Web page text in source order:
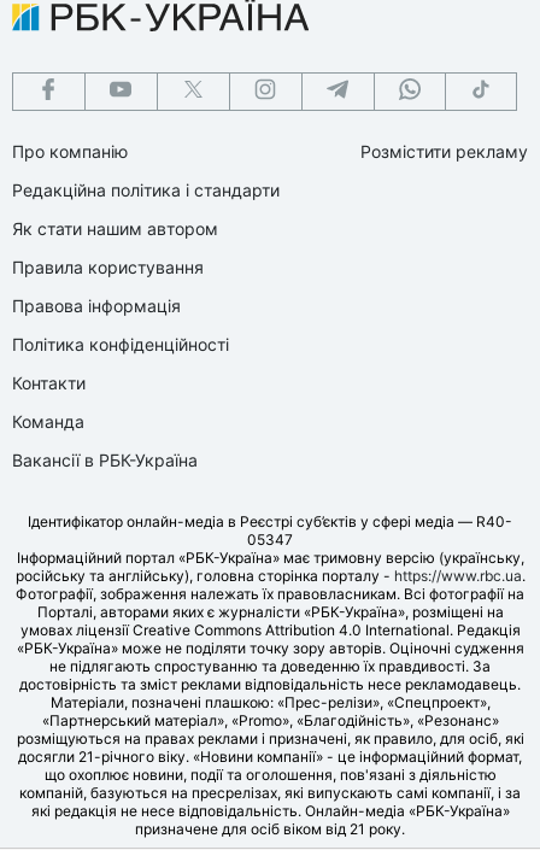
Про компанію
Редакційна політика і стандарти
Як стати нашим автором
Правила користування
Правова інформація
Політика конфіденційності
Контакти
Команда
Вакансії в РБК-Україна
Розмістити рекламу
Ідентифікатор онлайн-медіа в Реєстрі суб’єктів у сфері медіа — R40-
05347
Інформаційний портал «РБК-Україна» має тримовну версію (українську,
російську та англійську), головна сторінка порталу - https://www.rbc.ua.
Фотографії, зображення належать їх правовласникам. Всі фотографії на
Порталі, авторами яких є журналісти «РБК-Україна», розміщені на
умовах ліцензії Creative Commons Attribution 4.0 International. Редакція
«РБК-Україна» може не поділяти точку зору авторів. Оціночні судження
не підлягають спростуванню та доведенню їх правдивості. За
достовірність та зміст реклами відповідальність несе рекламодавець.
Матеріали, позначені плашкою: «Прес-релізи», «Спецпроект»,
«Партнерський матеріал», «Promo», «Благодійність», «Резонанс»
розміщуються на правах реклами і призначені, як правило, для осіб, які
досягли 21-річного віку. «Новини компанії» - це інформаційний формат,
що охоплює новини, події та оголошення, пов'язані з діяльністю
компаній, базуються на пресрелізах, які випускають самі компанії, і за
які редакція не несе відповідальність. Онлайн-медіа «РБК-Україна»
призначене для осіб віком від 21 року.